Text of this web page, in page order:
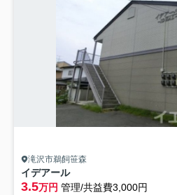
滝沢市鵜飼笹森
イデアール
3.5万円 管理/共益費3,000円